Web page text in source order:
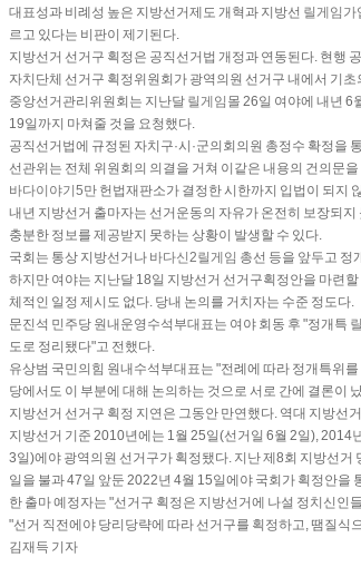
대표성과 비례성 높은 지방선거제도 개혁과 지방선 릴게임가
르고 있다는 비판이 제기된다.
지방선거 선거구 획정은 공직선거법 개정과 연동된다. 현행
자치단체 선거구 획정위원회가 광역의원 선거구 내에서 기
중앙선거관리위원회는 지난달 릴게임몰 26일 여야에 내년 6
19일까지 마쳐줄 것을 요청했다.
공직선거법에 규정된 자치구·시·군의회의원 총정수 확정을
선관위는 전체 위원회의 의결을 거쳐 이같은 내용의 건의문
바다이야기5만 헌법재판소가 결정한 시한까지 입법이 되지
내년 지방선거 출마자는 선거운동의 자유가 온전히 보장되
충분한 정보를 제공받지 못하는 상황이 발생할 수 있다.
국회는 통상 지방선거나 바다신2릴게임 총선 등을 앞두고 정
하지만 여야는 지난달 18일 지방선거 선거구획정안을 마련
체적인 일정 제시도 없다. 당내 논의를 거치자는 수준 정도다.
문진석 민주당 원내운영수석부대표는 여야 회동 후 "정개특
도로 정리됐다"고 전했다.
유상범 국민의힘 원내수석부대표는 "전례에 따라 정개특위
당에서도 이 부분에 대해 논의하는 것으로 서로 간에 결론이
지방선거 선거구 획정 지연은 그동안 만연했다. 역대 지방선
지방선거 기준 2010년에는 1월 25일(선거일 6월 2일),
3일)에야 광역의원 선거구가 획정됐다. 지난 제8회 지방선
일을 불과 47일 앞둔 2022년 4월 15일에야 국회가 획정안을
한 출마 예정자는 "선거구 획정은 지방선거에 나설 정치신인
"선거 직전에야 당리당략에 따라 선거구를 획정하고, 땜질
김재득 기자